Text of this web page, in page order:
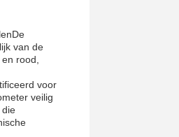
van de
rood,
voor
veilig
die